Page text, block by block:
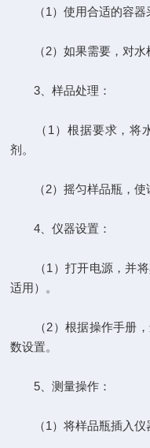
（1）使用合适的容器
（2）如果需要，对水
3、样品处理：
（1）根据要求，将水
剂。
（2）摇匀样品瓶，使
4、仪器设置：
（1）打开电源，并将
适用）。
（2）根据操作手册，
数设置。
5、测量操作：
（1）将样品瓶插入仪